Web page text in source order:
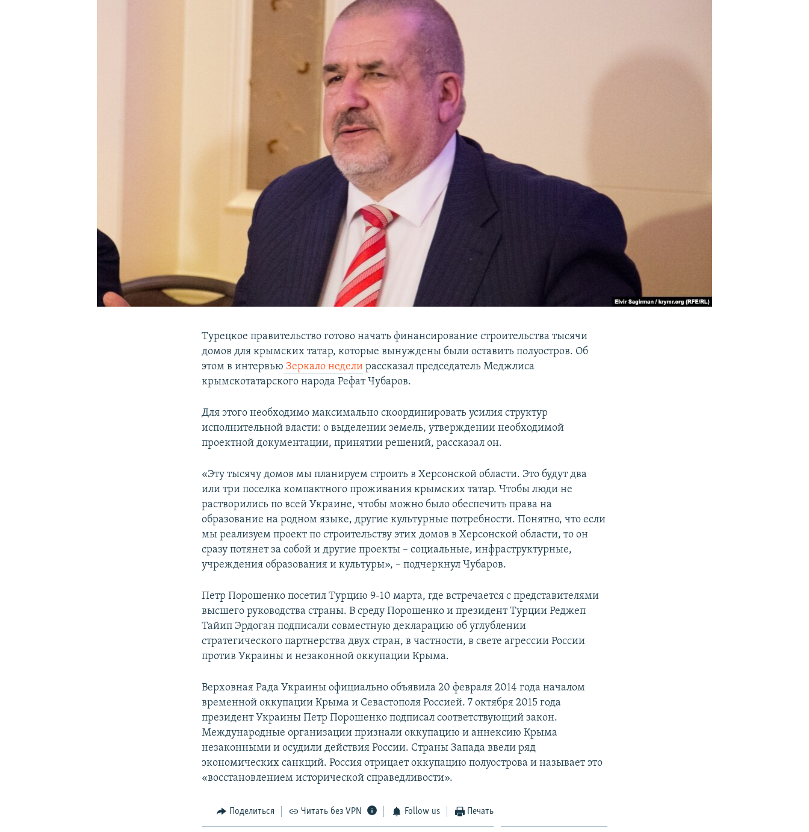
Турецкое правительство готово начать финансирование строительства тысячи
домов для крымских татар, которые вынуждены были оставить полуостров. Об
этом в интервью Зеркало недели рассказал председатель Меджлиса
крымскотатарского народа Рефат Чубаров.
Для этого необходимо максимально скоординировать усилия структур
исполнительной власти: о выделении земель, утверждении необходимой
проектной документации, принятии решений, рассказал он.
«Эту тысячу домов мы планируем строить в Херсонской области. Это будут два
или три поселка компактного проживания крымских татар. Чтобы люди не
растворились по всей Украине, чтобы можно было обеспечить права на
образование на родном языке, другие культурные потребности. Понятно, что если
мы реализуем проект по строительству этих домов в Херсонской области, то он
сразу потянет за собой и другие проекты – социальные, инфраструктурные,
учреждения образования и культуры», – подчеркнул Чубаров.
Петр Порошенко посетил Турцию 9-10 марта, где встречается с представителями
высшего руководства страны. В среду Порошенко и президент Турции Реджеп
Тайип Эрдоган подписали совместную декларацию об углублении
стратегического партнерства двух стран, в частности, в свете агрессии России
против Украины и незаконной оккупации Крыма.
Верховная Рада Украины официально объявила 20 февраля 2014 года началом
временной оккупации Крыма и Севастополя Россией. 7 октября 2015 года
президент Украины Петр Порошенко подписал соответствующий закон.
Международные организации признали оккупацию и аннексию Крыма
незаконными и осудили действия России. Страны Запада ввели ряд
экономических санкций. Россия отрицает оккупацию полуострова и называет это
«восстановлением исторической справедливости».
Поделиться Читать без VPN Follow us Печать